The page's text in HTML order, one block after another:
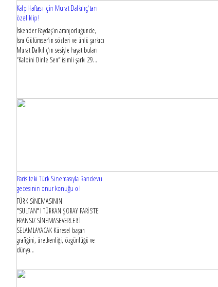
Kalp Haftası için Murat Dalkılıç'tan
özel klip!
İskender Paydaş’ın aranjörlüğünde,
İsra Gülümser’in sözleri ve ünlü şarkıcı
Murat Dalkılıç’ın sesiyle hayat bulan
“Kalbini Dinle Sen” isimli şarkı 29...
Paris'teki Türk Sinemasıyla Randevu
gecesinin onur konuğu o!
TÜRK SİNEMASININ
"SULTAN"I TÜRKAN ŞORAY PARİS’TE
FRANSIZ SİNEMASEVERLERİ
SELAMLAYACAK Küresel başarı
grafiğini, üretkenliği, özgünlüğü ve
dünya...